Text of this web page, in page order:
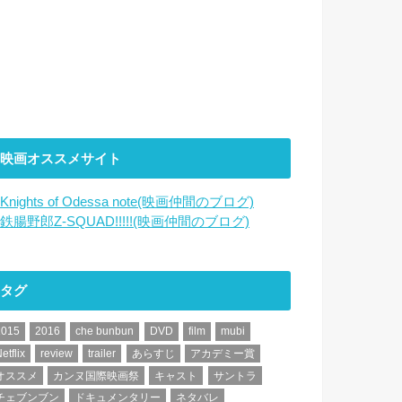
映画オススメサイト
Knights of Odessa note(映画仲間のブログ)
鉄腸野郎Z-SQUAD!!!!!(映画仲間のブログ)
タグ
2016 che bunbun DVD film
mubi
review trailer あらすじ
アカデミー賞
ススメ
カンヌ国際映画祭 キャスト
サントラ
ェブンブン
ドキュメンタリー
ネタバレ